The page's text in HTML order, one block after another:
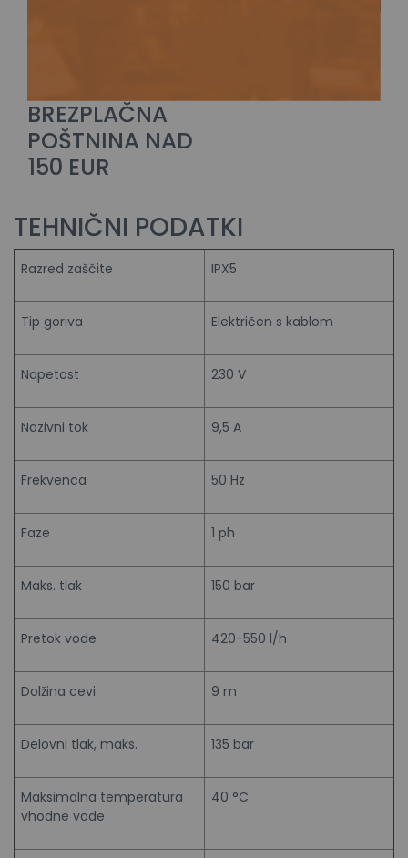
BREZPLAČNA
POŠTNINA NAD
150 EUR
TEHNIČNI PODATKI
Razred zaščite IPX5
Tip goriva Električen s kablom
Napetost 230 V
Nazivni tok 9,5 A
Frekvenca 50 Hz
Faze 1 ph
Maks. tlak 150 bar
Pretok vode 420-550 l/h
Dolžina cevi 9 m
Delovni tlak, maks. 135 bar
Maksimalna temperatura
vhodne vode
40 °C